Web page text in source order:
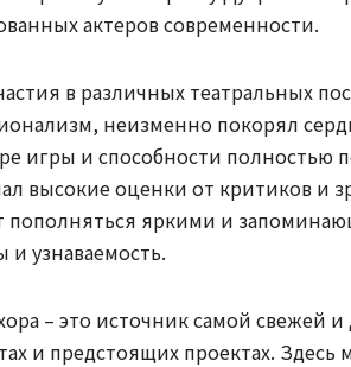
актеров современности.
в различных театральных
неизменно покорял
игры и способности полностью
высокие оценки от критиков и
пополняться яркими и
и узнаваемость.
– это источник самой свежей
и предстоящих проектах.